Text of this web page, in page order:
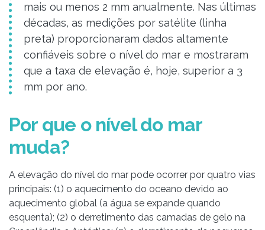
mais ou menos 2 mm anualmente. Nas últimas
décadas, as medições por satélite (linha
preta) proporcionaram dados altamente
confiáveis sobre o nível do mar e mostraram
que a taxa de elevação é, hoje, superior a 3
mm por ano.
Por que o nível do mar
muda?
A elevação do nível do mar pode ocorrer por quatro vias
principais: (1) o aquecimento do oceano devido ao
aquecimento global (a água se expande quando
esquenta); (2) o derretimento das camadas de gelo na